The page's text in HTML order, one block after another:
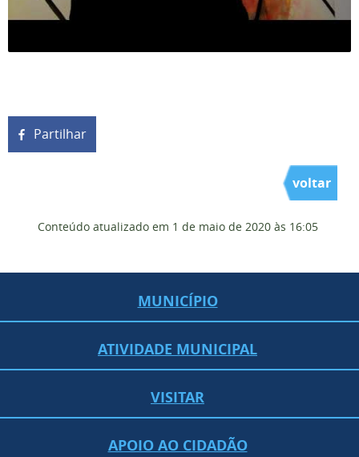
Partilhar
voltar
Conteúdo atualizado em 1 de maio de 2020 às 16:05
MUNICÍPIO
ATIVIDADE MUNICIPAL
VISITAR
APOIO AO CIDADÃO